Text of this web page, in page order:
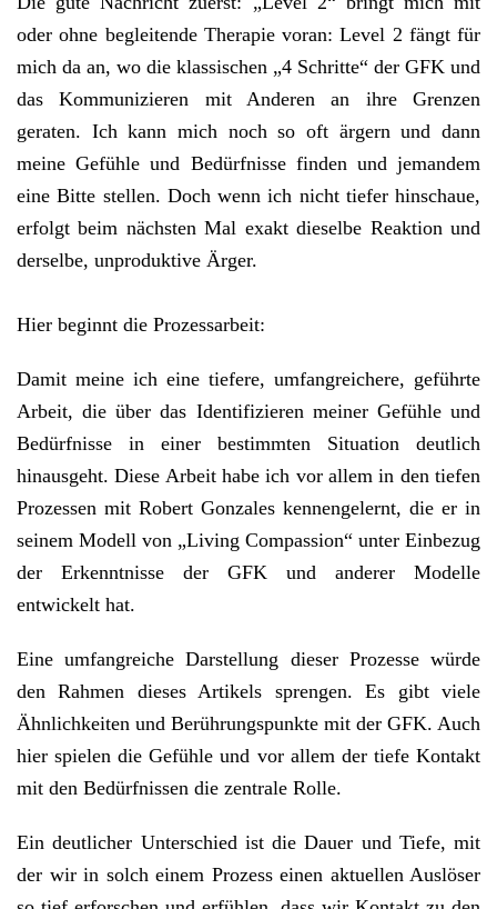
oder ohne begleitende Therapie voran: Level 2 fängt für
mich da an, wo die klassischen „4 Schritte“ der GFK und
das Kommunizieren mit Anderen an ihre Grenzen
geraten. Ich kann mich noch so oft ärgern und dann
meine Gefühle und Bedürfnisse finden und jemandem
eine Bitte stellen. Doch wenn ich nicht tiefer hinschaue,
erfolgt beim nächsten Mal exakt dieselbe Reaktion und
derselbe, unproduktive Ärger.
Hier beginnt die Prozessarbeit:
Damit meine ich eine tiefere, umfangreichere, geführte
Arbeit, die über das Identifizieren meiner Gefühle und
Bedürfnisse in einer bestimmten Situation deutlich
hinausgeht. Diese Arbeit habe ich vor allem in den tiefen
Prozessen mit Robert Gonzales kennengelernt, die er in
seinem Modell von „Living Compassion“ unter Einbezug
der Erkenntnisse der GFK und anderer Modelle
entwickelt hat.
Eine umfangreiche Darstellung dieser Prozesse würde
den Rahmen dieses Artikels sprengen. Es gibt viele
Ähnlichkeiten und Berührungspunkte mit der GFK. Auch
hier spielen die Gefühle und vor allem der tiefe Kontakt
mit den Bedürfnissen die zentrale Rolle.
Ein deutlicher Unterschied ist die Dauer und Tiefe, mit
der wir in solch einem Prozess einen aktuellen Auslöser